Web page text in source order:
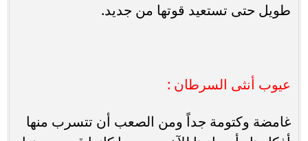
طويل حتى تستعيد قوتها من جديد.
عيوب أنثى السرطان :
غامضة وكتومة جداً ومن الصعب أن تتسرب منها